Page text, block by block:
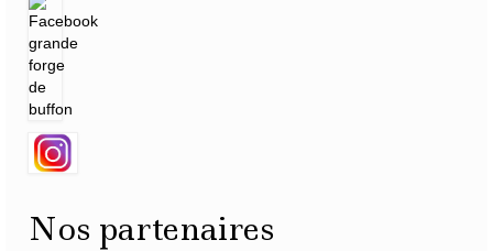
Nos partenaires